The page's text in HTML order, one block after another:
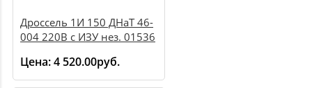
Дроссель 1И 150 ДНаТ 46-
004 220В с ИЗУ нез. 01536
Цена:4 520.00руб.